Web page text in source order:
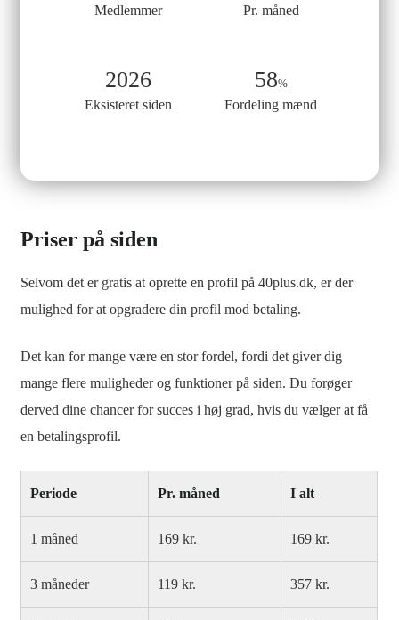
Medlemmer Pr. måned
2026
Eksisteret siden
58
Fordeling mænd
Priser på siden
Selvom det er gratis at oprette en profil på 40plus.dk, er der
mulighed for at opgradere din profil mod betaling.
Det kan for mange være en stor fordel, fordi det giver dig
mange flere muligheder og funktioner på siden. Du forøger
derved dine chancer for succes i høj grad, hvis du vælger at få
en betalingsprofil.
Periode Pr. måned I alt
1 måned 169 kr. 169 kr.
3 måneder 119 kr. 357 kr.